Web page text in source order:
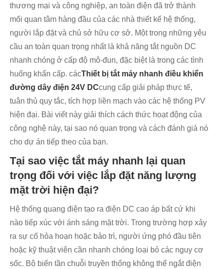
thương mại và công nghiệp, an toàn điện đã trở thành
mối quan tâm hàng đầu của các nhà thiết kế hệ thống,
người lắp đặt và chủ sở hữu cơ sở. Một trong những yêu
cầu an toàn quan trọng nhất là khả năng tắt nguồn DC
nhanh chóng ở cấp độ mô-đun, đặc biệt là trong các tình
huống khẩn cấp. cácThiết bị tắt máy nhanh điều khiển
đường dây điện 24V DCcung cấp giải pháp thực tế,
tuân thủ quy tắc, tích hợp liền mạch vào các hệ thống PV
hiện đại. Bài viết này giải thích cách thức hoạt động của
công nghệ này, tại sao nó quan trọng và cách đánh giá nó
cho dự án tiếp theo của bạn.
Tại sao việc tắt máy nhanh lại quan
trọng đối với việc lắp đặt năng lượng
mặt trời hiện đại?
Hệ thống quang điện tạo ra điện DC cao áp bất cứ khi
nào tiếp xúc với ánh sáng mặt trời. Trong trường hợp xảy
ra sự cố hỏa hoạn hoặc bảo trì, người ứng phó đầu tiên
hoặc kỹ thuật viên cần nhanh chóng loại bỏ các nguy cơ
sốc. Bộ biến tần chuỗi truyền thống không thể ngắt điện